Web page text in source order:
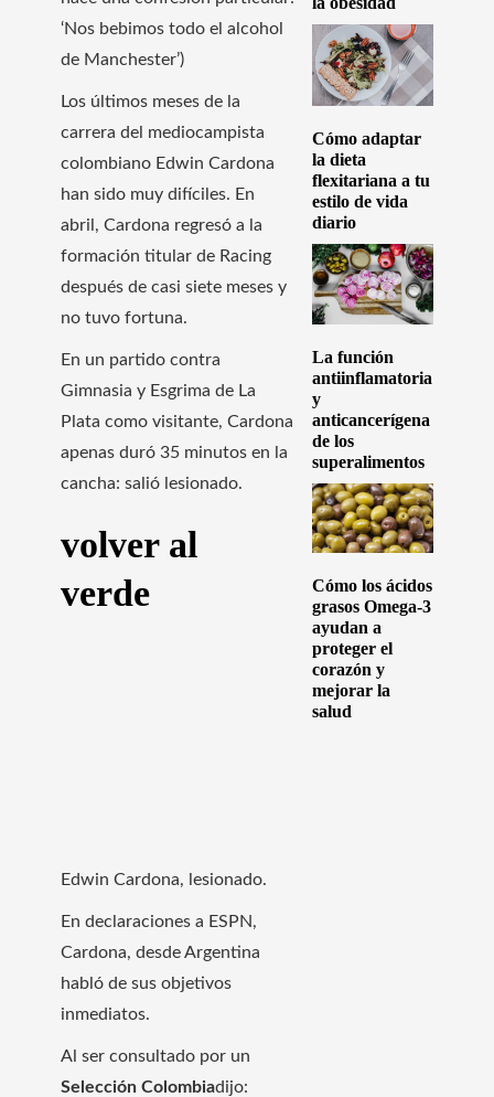
‘Nos bebimos todo el alcohol
de Manchester’)
Los últimos meses de la
carrera del mediocampista
colombiano Edwin Cardona
han sido muy difíciles. En
abril, Cardona regresó a la
formación titular de Racing
después de casi siete meses y
no tuvo fortuna.
En un partido contra
Gimnasia y Esgrima de La
Plata como visitante, Cardona
apenas duró 35 minutos en la
cancha: salió lesionado.
volver al
verde
Edwin Cardona, lesionado.
En declaraciones a ESPN,
Cardona, desde Argentina
habló de sus objetivos
inmediatos.
Al ser consultado por un
Selección Colombiadijo:
Cómo adaptar
la dieta
flexitariana a tu
estilo de vida
diario
La función
antiinflamatoria
y
anticancerígena
de los
superalimentos
Cómo los ácidos
grasos Omega-3
ayudan a
proteger el
corazón y
mejorar la
salud